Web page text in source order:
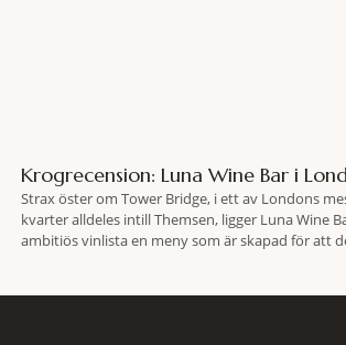
Krogrecension: Luna Wine Bar i
Strax öster om Tower Bridge, i ett av Londons
kvarter alldeles intill Themsen, ligger Luna Wine
ambitiös vinlista en meny som är skapad för att